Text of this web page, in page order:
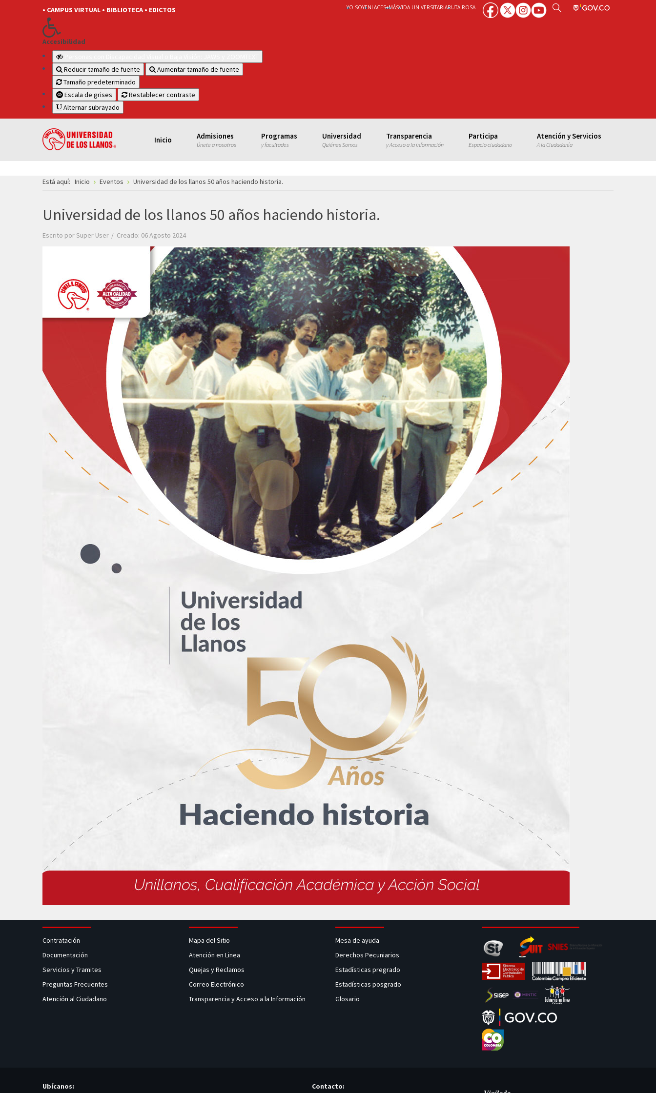
• CAMPUS VIRTUAL • BIBLIOTECA • EDICTOS
Accesibilidad
Reducir tamaño de fuente
Aumentar tamaño de fuente
Tamaño predeterminado
Escala de grises
Restablecer contraste
Alternar subrayado
YO SOYENLACES+MÁSVIDA UNIVERSITARIARUTA ROSA
Inicio Admisiones
Únete a nosotros
Programas
y facultades
Universidad
Quiénes Somos
Transparencia
y Acceso a la información
Participa
Espacio ciudadano
Atención y Servicios
A la Ciudadanía
Está aquí: Inicio Eventos Universidad de los llanos 50 años haciendo historia.
Universidad de los llanos 50 años haciendo historia.
Escrito porSuper User Creado: 06 Agosto 2024
Contratación
Documentación
Servicios y Tramites
Preguntas Frecuentes
Atención al Ciudadano
Mapa del Sitio
Atención en Linea
Quejas y Reclamos
Correo Electrónico
Transparencia y Acceso a la Información
Mesa de ayuda
Derechos Pecuniarios
Estadísticas pregrado
Estadísticas posgrado
Glosario
Ubícanos: Contacto: